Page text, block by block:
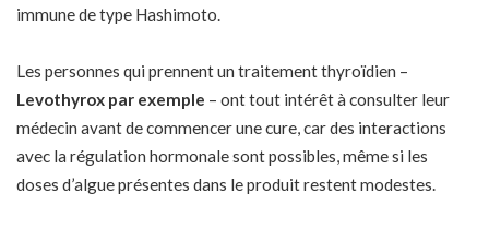
immune de type Hashimoto.
Les personnes qui prennent un traitement thyroïdien –
Levothyrox par exemple – ont tout intérêt à consulter leur
médecin avant de commencer une cure, car des interactions
avec la régulation hormonale sont possibles, même si les
doses d’algue présentes dans le produit restent modestes.